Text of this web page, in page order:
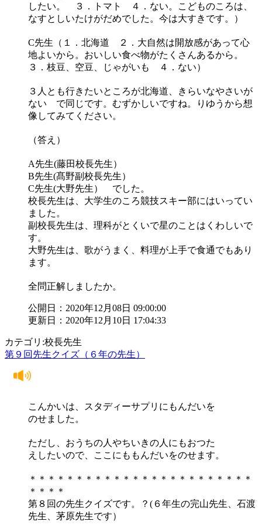
したい。 ３．トマト ４．ない。こどものころは、
なすとしいたけがだめでした。今は大すきです。）
C先生（１．北海道 ２．大自然は開放感があって心
地よいから。おいしい食べ物がたくさんあるから。
３．枝豆、空豆、じゃがいも ４．ない）
３人とも行きたいところが北海道、きらいなやさいが
ない で同じです。むずかしいですね。りゆうから想
像してみてください。
（答え）
A先生(藤田校長先生）
B先生(髙野副校長先生）
C先生(大野先生） でした。
校長先生は、大学生のころ競技スキー部にはいってい
ました。
副校長先生は、理科がとくいで星のことはくわしいで
す。
大野先生は、歌がうまく、料理が上手で食通でもあり
ます。
全問正解しましたか。
公開日：2020年12月08日 09:00:00
更新日：2020年12月10日 17:04:33
カテゴリ:校長先生
第９回先生クイズ（６年の先生）
こんかいは、スタディーサプリにもんだいを
のせました。
ただし、おうちの人やちいきの人にもおつた
えしたいので、ここにももんだいをのせます。
＊＊＊＊＊＊＊＊＊＊＊＊＊＊＊＊＊＊＊＊＊＊＊＊
＊＊＊＊
第８回の先生クイズです。？(６年生の完山先生、石渡
先生、茅原先生です）